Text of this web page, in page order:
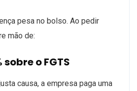
pesa no bolso. Ao pedir
mão de:
o FGTS
causa, a empresa paga uma